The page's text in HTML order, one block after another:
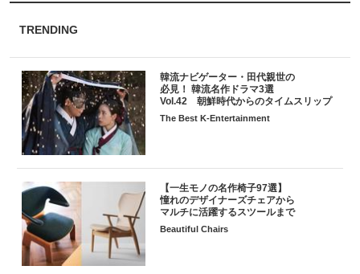
TRENDING
韓流ナビゲーター・田代親世の
必見！ 韓流名作ドラマ3選
Vol.42 朝鮮時代からのタイムスリップ
The Best K-Entertainment
【一生モノの名作椅子97選】
憧れのデザイナーズチェアから
マルチに活躍するスツールまで
Beautiful Chairs